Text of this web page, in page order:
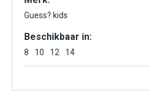
Guess? kids
Beschikbaar in:
8 10 12 14